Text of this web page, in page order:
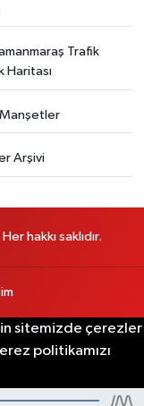
Trafik
Haritası
Manşetler
Arşivi
hakkı saklıdır.
sitemizde çerezler
politikamızı